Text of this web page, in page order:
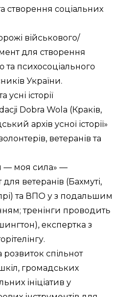
для створення
психосоціального
України.
та усні історії
архів усної історії»
ветеранів та
ветеранів (Бахмуті,
та ВПО у з подальшим
тренінги проводить
експертка з
розвиток спільнот
ініціатив у